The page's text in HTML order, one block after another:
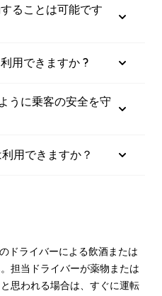
ることは可能です
用できますか ?
うに乗客の安全を守
用できますか？
ドライバーによる飲酒または
担当ドライバーが薬物または
思われる場合は、すぐに運転